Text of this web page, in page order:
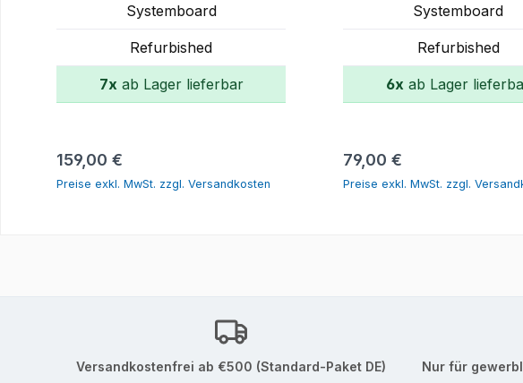
Systemboard
Refurbished
7x ab Lager lieferbar
Regulärer Preis:
159,00 €
Preise exkl. MwSt. zzgl. Versandkosten
In den Warenkorb
Systemboard
Refurbished
6x ab Lager
Regulärer Preis:
79,00 €
Preise exkl. MwSt. zzgl.
Versandkostenfrei ab €500 (Standard-Paket DE) Nur für